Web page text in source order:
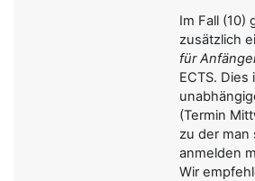
Im Fall (10)
zusätzlich
für
ECTS.
(Termin
zu der man
anmelden
Wir